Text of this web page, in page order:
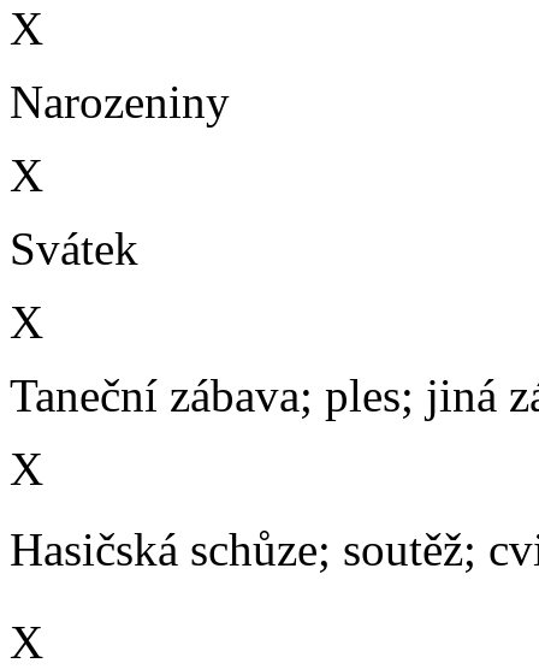
X
Narozeniny
X
Svátek
X
Taneční zábava; ples; jiná
X
Hasičská schůze; soutěž;
X